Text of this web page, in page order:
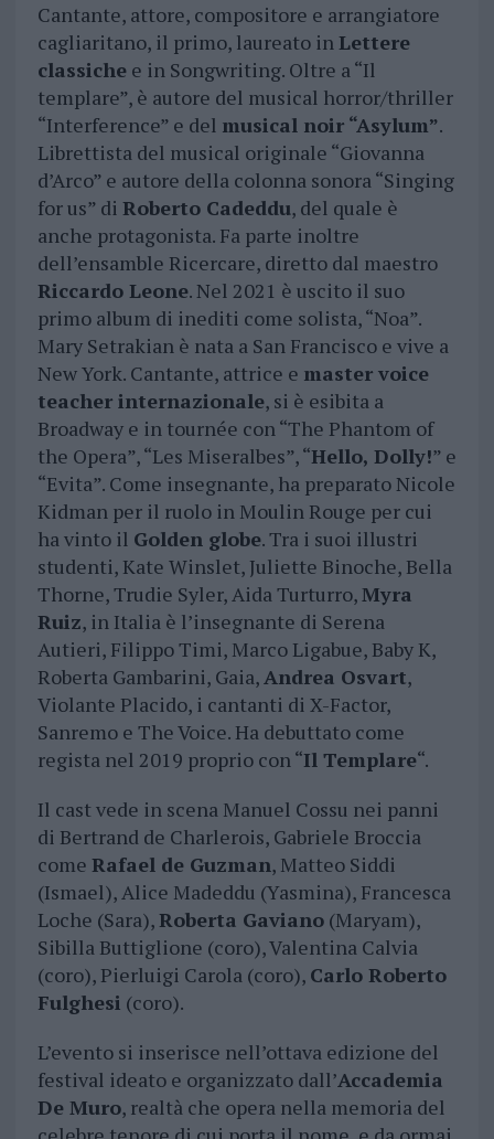
Cantante, attore, compositore e arrangiatore
cagliaritano, il primo, laureato inLettere
classichee in Songwriting. Oltre a “Il
templare”, è autore del musical horror/thriller
“Interference” e del musical noir “Asylum”.
Librettista del musical originale “Giovanna
d’Arco” e autore della colonna sonora “Singing
for us” di Roberto Cadeddu, del quale è
anche protagonista. Fa parte inoltre
dell’ensamble Ricercare, diretto dal maestro
Riccardo Leone. Nel 2021 è uscito il suo
primo album di inediti come solista, “Noa”.
Mary Setrakian è nata a San Francisco e vive a
New York. Cantante, attrice e master voice
teacher internazionale, si è esibita a
Broadway e in tournée con “The Phantom of
the Opera”, “Les Miseralbes”, “Hello, Dolly!” e
“Evita”. Come insegnante, ha preparato Nicole
Kidman per il ruolo in Moulin Rouge per cui
ha vinto il Golden globe. Tra i suoi illustri
studenti, Kate Winslet, Juliette Binoche, Bella
Thorne, Trudie Syler, Aida Turturro,Myra
Ruiz, in Italia è l’insegnante di Serena
Autieri, Filippo Timi, Marco Ligabue, Baby K,
Roberta Gambarini, Gaia,Andrea Osvart,
Violante Placido, i cantanti di X-Factor,
Sanremo e The Voice. Ha debuttato come
regista nel 2019 proprio con “Il Templare“.
Il cast vede in scena Manuel Cossu nei panni
di Bertrand de Charlerois, Gabriele Broccia
come Rafael de Guzman, Matteo Siddi
(Ismael), Alice Madeddu (Yasmina), Francesca
Loche (Sara),Roberta Gaviano(Maryam),
Sibilla Buttiglione (coro), Valentina Calvia
(coro), Pierluigi Carola (coro), Carlo Roberto
Fulghesi (coro).
L’evento si inserisce nell’ottava edizione del
festival ideato e organizzato dall’Accademia
De Muro, realtà che opera nella memoria del